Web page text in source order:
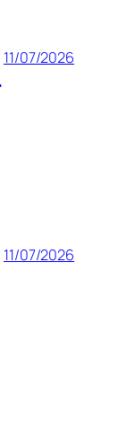
11/07/2026
11/07/2026